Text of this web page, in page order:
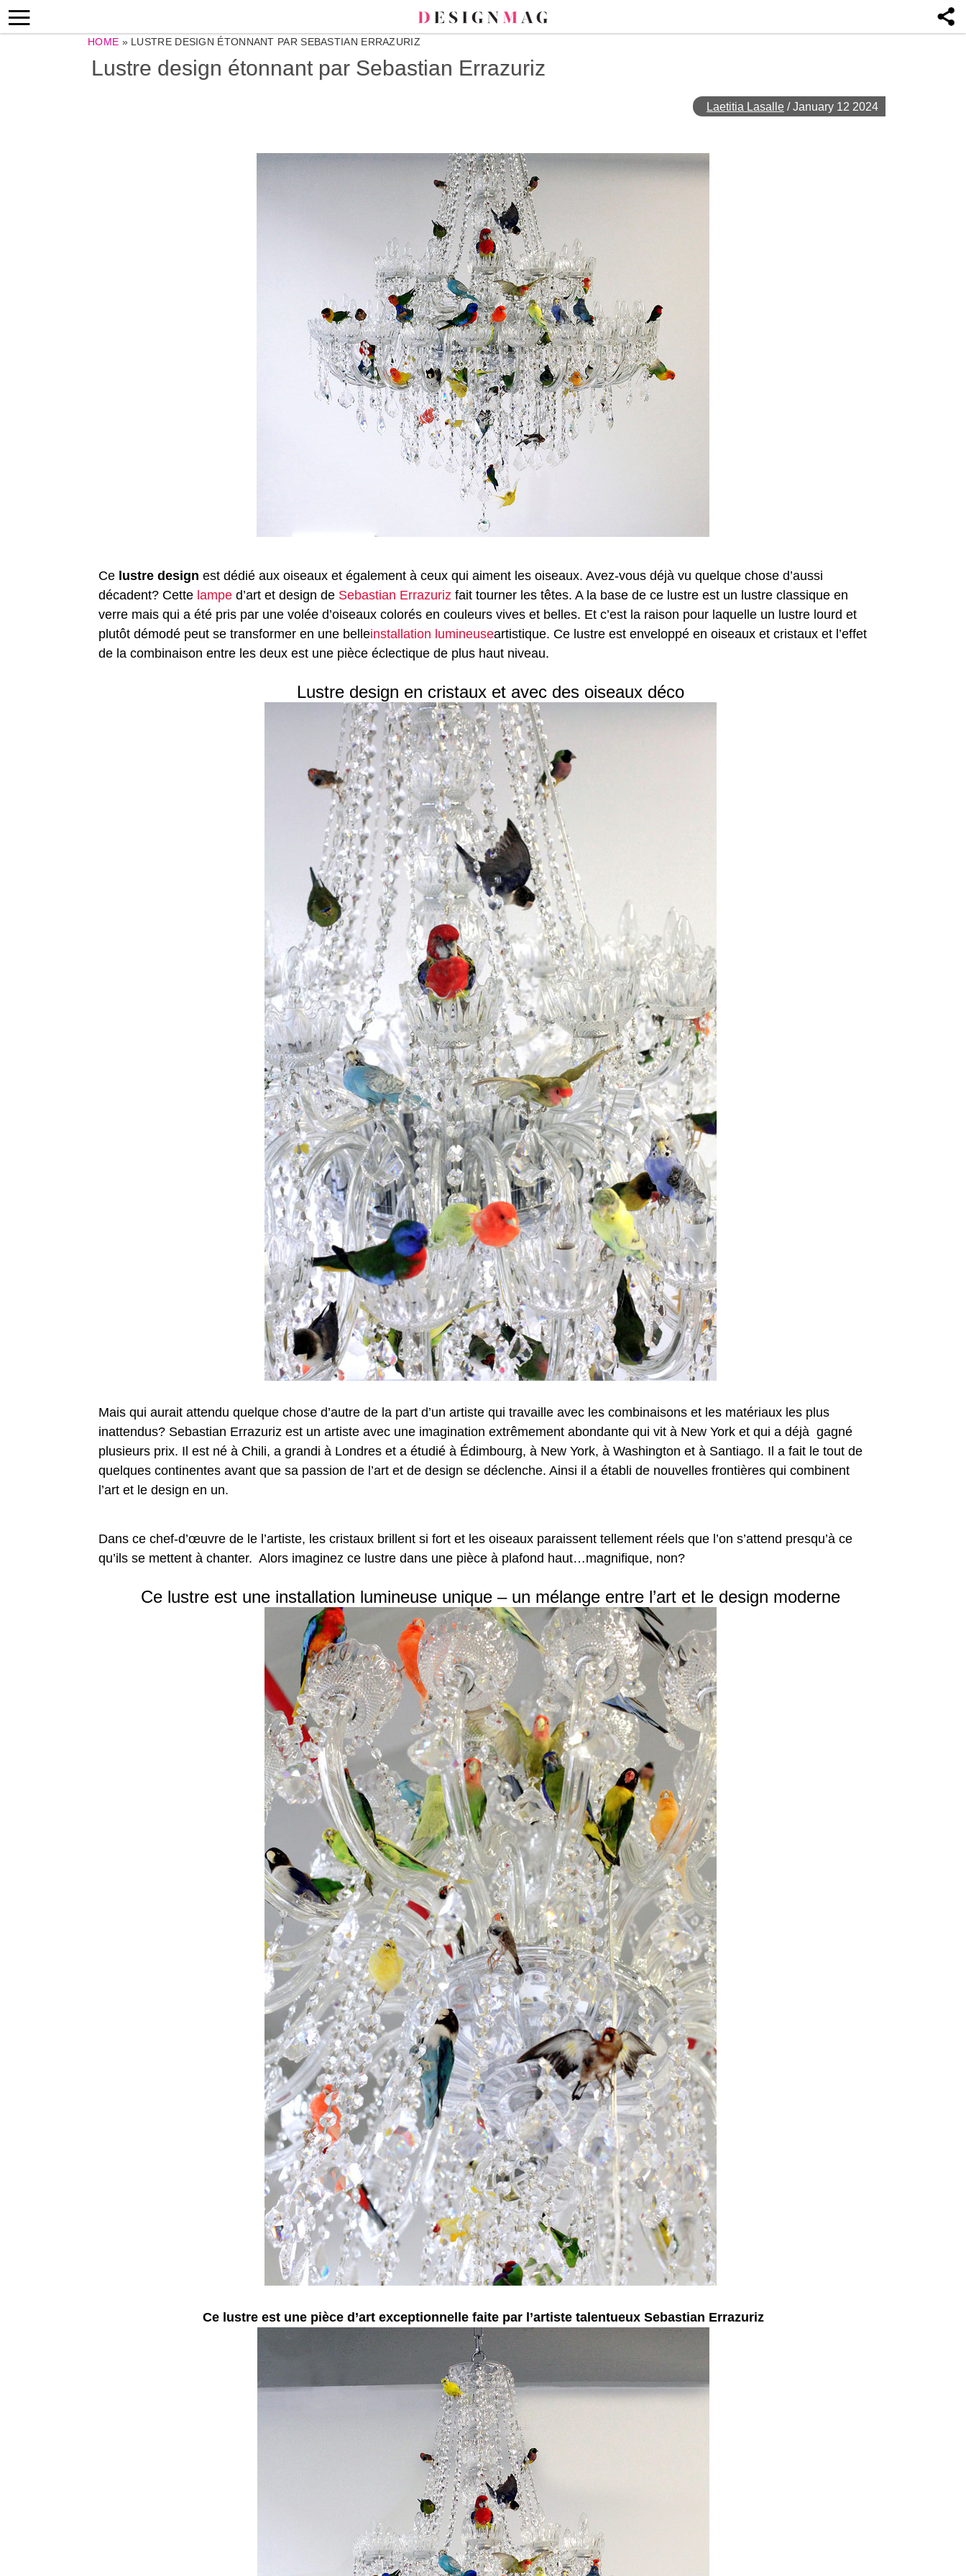
HOME » LUSTRE DESIGN ÉTONNANT PAR SEBASTIAN ERRAZURIZ
Lustre design étonnant par Sebastian Errazuriz
Laetitia Lasalle /January 12 2024
Ce lustre design est dédié aux oiseaux et également à ceux qui aiment les oiseaux. Avez-vous déjà vu quelque chose d’aussi
décadent? Cette lampe d’art et design de Sebastian Errazuriz fait tourner les têtes. A la base de ce lustre est un lustre classique en
verre mais qui a été pris par une volée d’oiseaux colorés en couleurs vives et belles. Et c’est la raison pour laquelle un lustre lourd et
plutôt démodé peut se transformer en une belleinstallation lumineuseartistique. Ce lustre est enveloppé en oiseaux et cristaux et l’effet
de la combinaison entre les deux est une pièce éclectique de plus haut niveau.
Lustre design en cristaux et avec des oiseaux déco
Mais qui aurait attendu quelque chose d’autre de la part d’un artiste qui travaille avec les combinaisons et les matériaux les plus
inattendus? Sebastian Errazuriz est un artiste avec une imagination extrêmement abondante qui vit à New York et qui a déjà gagné
plusieurs prix. Il est né à Chili, a grandi à Londres et a étudié à Édimbourg, à New York, à Washington et à Santiago. Il a fait le tout de
quelques continentes avant que sa passion de l’art et de design se déclenche. Ainsi il a établi de nouvelles frontières qui combinent
l’art et le design en un.
Dans ce chef-d’œuvre de le l’artiste, les cristaux brillent si fort et les oiseaux paraissent tellement réels que l’on s’attend presqu’à ce
qu’ils se mettent à chanter. Alors imaginez ce lustre dans une pièce à plafond haut…magnifique, non?
Ce lustre est une installation lumineuse unique – un mélange entre l’art et le design moderne
Ce lustre est une pièce d’art exceptionnelle faite par l’artiste talentueux Sebastian Errazuriz